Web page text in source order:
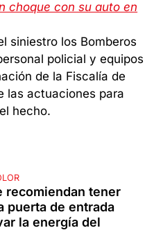
choque con su auto en
siniestro los Bomberos
policial y equipos
de la Fiscalía de
las actuaciones para
hecho.
recomiendan tener
puerta de entrada
la energía del